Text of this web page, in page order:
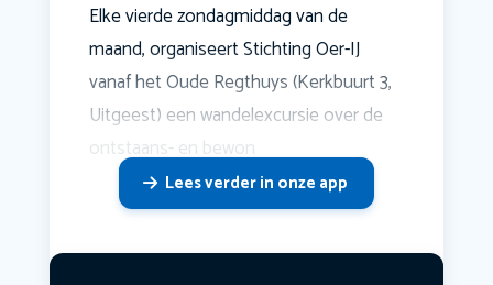
Elke vierde zondagmiddag van de
maand, organiseert Stichting Oer-IJ
vanaf het Oude Regthuys (Kerkbuurt 3,
Uitgeest) een wandelexcursie over de
ontstaans- en bewon
Lees verder in onze app